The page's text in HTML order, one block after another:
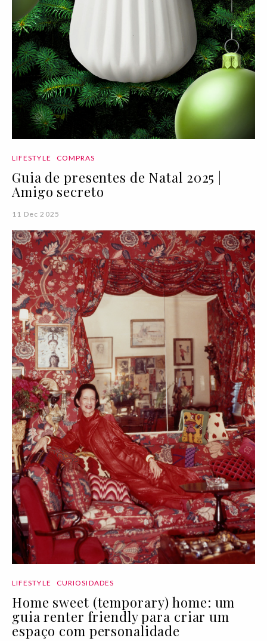
LIFESTYLE COMPRAS
Guia de presentes de Natal 2025 |
Amigo secreto
11 Dec 2025
LIFESTYLE CURIOSIDADES
Home sweet (temporary) home: um
guia renter friendly para criar um
espaço com personalidade